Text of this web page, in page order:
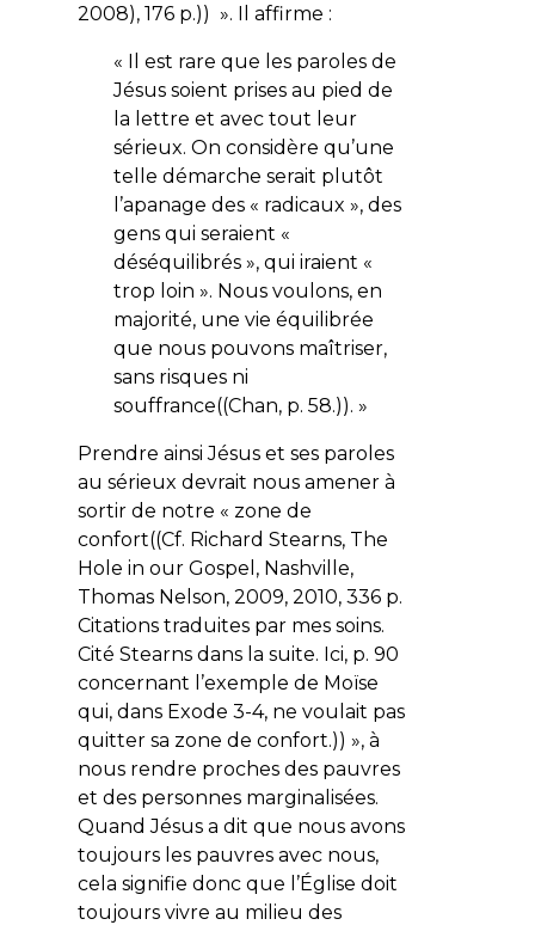
2008), 176 p.)) ». Il affirme :
« Il est rare que les paroles de
Jésus soient prises au pied de
la lettre et avec tout leur
sérieux. On considère qu’une
telle démarche serait plutôt
l’apanage des « radicaux », des
gens qui seraient «
déséquilibrés », qui iraient «
trop loin ». Nous voulons, en
majorité, une vie équilibrée
que nous pouvons maîtriser,
sans risques ni
souffrance((Chan, p. 58.)). »
Prendre ainsi Jésus et ses paroles
au sérieux devrait nous amener à
sortir de notre « zone de
confort((Cf. Richard Stearns, The
Hole in our Gospel, Nashville,
Thomas Nelson, 2009, 2010, 336 p.
Citations traduites par mes soins.
Cité Stearns dans la suite. Ici, p. 90
concernant l’exemple de Moïse
qui, dans Exode 3-4, ne voulait pas
quitter sa zone de confort.)) », à
nous rendre proches des pauvres
et des personnes marginalisées.
Quand Jésus a dit que nous avons
toujours les pauvres avec nous,
cela signifie donc que l’Église doit
toujours vivre au milieu des